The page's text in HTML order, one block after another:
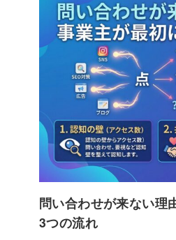
問い合わせが来ない理
3つの流れ